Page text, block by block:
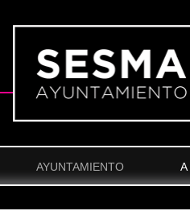
AYUNTAMIENTO A